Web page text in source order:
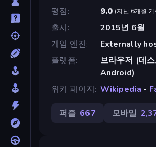
평점
9.0 (지난 6개월 기
출시
2015년 6월
게임 엔진
Externally
플랫폼
브라우저 (데
Android)
위키 페이지 Wikipedia -
퍼즐 667 모바일